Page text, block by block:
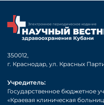
350012,
г. Краснодар, ул. Красных
Учредитель:
Государственное бюджетное
«Краевая клиническая